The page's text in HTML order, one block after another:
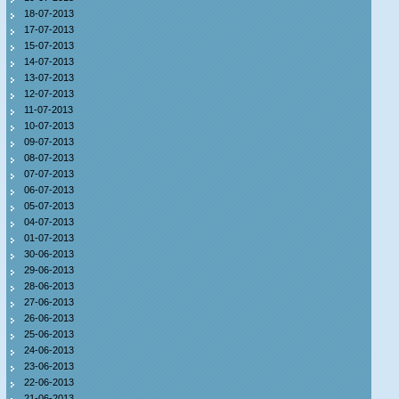
18-07-2013
17-07-2013
15-07-2013
14-07-2013
13-07-2013
12-07-2013
11-07-2013
10-07-2013
09-07-2013
08-07-2013
07-07-2013
06-07-2013
05-07-2013
04-07-2013
01-07-2013
30-06-2013
29-06-2013
28-06-2013
27-06-2013
26-06-2013
25-06-2013
24-06-2013
23-06-2013
22-06-2013